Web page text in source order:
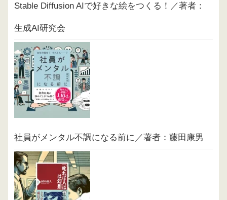
Stable Diffusion AIで好きな絵をつくる！／著者：
生成AI研究会
社員がメンタル不調になる前に／著者：藤田康男